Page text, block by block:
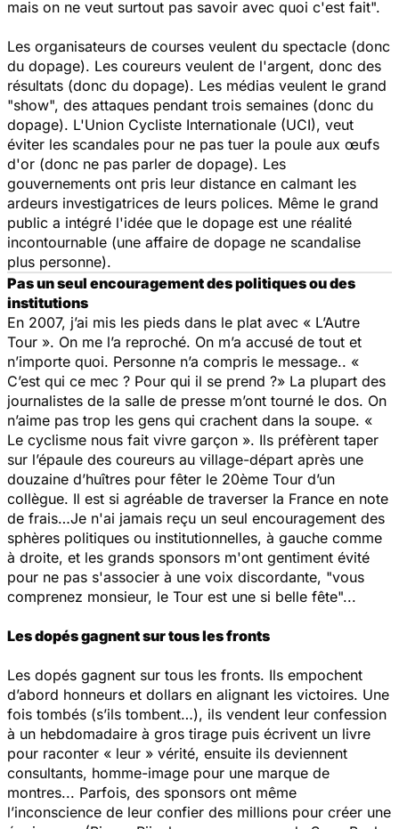
mais on ne veut surtout pas savoir avec quoi c'est fait".
Les organisateurs de courses veulent du spectacle (donc
du dopage). Les coureurs veulent de l'argent, donc des
résultats (donc du dopage). Les médias veulent le grand
"show", des attaques pendant trois semaines (donc du
dopage). L'Union Cycliste Internationale (UCI), veut
éviter les scandales pour ne pas tuer la poule aux œufs
d'or (donc ne pas parler de dopage). Les
gouvernements ont pris leur distance en calmant les
ardeurs investigatrices de leurs polices. Même le grand
public a intégré l'idée que le dopage est une réalité
incontournable (une affaire de dopage ne scandalise
plus personne).
Pas un seul encouragement des politiques ou des
institutions
En 2007, j’ai mis les pieds dans le plat avec « L’Autre
Tour ». On me l’a reproché. On m’a accusé de tout et
n’importe quoi. Personne n’a compris le message.. «
C’est qui ce mec ? Pour qui il se prend ?» La plupart des
journalistes de la salle de presse m’ont tourné le dos. On
n’aime pas trop les gens qui crachent dans la soupe. «
Le cyclisme nous fait vivre garçon ». Ils préfèrent taper
sur l’épaule des coureurs au village-départ après une
douzaine d’huîtres pour fêter le 20ème Tour d’un
collègue. Il est si agréable de traverser la France en note
de frais…Je n'ai jamais reçu un seul encouragement des
sphères politiques ou institutionnelles, à gauche comme
à droite, et les grands sponsors m'ont gentiment évité
pour ne pas s'associer à une voix discordante, "vous
comprenez monsieur, le Tour est une si belle fête"...
Les dopés gagnent sur tous les fronts
Les dopés gagnent sur tous les fronts. Ils empochent
d’abord honneurs et dollars en alignant les victoires. Une
fois tombés (s’ils tombent…), ils vendent leur confession
à un hebdomadaire à gros tirage puis écrivent un livre
pour raconter « leur » vérité, ensuite ils deviennent
consultants, homme-image pour une marque de
montres... Parfois, des sponsors ont même
l’inconscience de leur confier des millions pour créer une